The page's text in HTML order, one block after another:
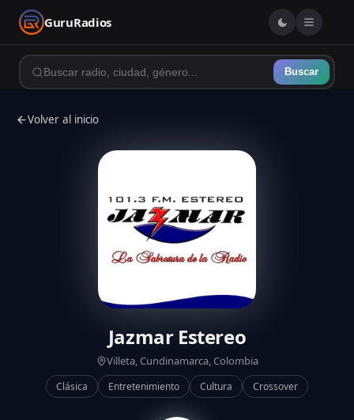
GuruRadios
Buscar
Volver al inicio
Jazmar Estereo
Villeta, Cundinamarca, Colombia
Clásica Entretenimiento Cultura Crossover